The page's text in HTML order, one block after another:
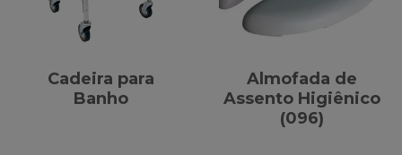
Cadeira para
Banho
Almofada de
Assento Higiênico
(096)